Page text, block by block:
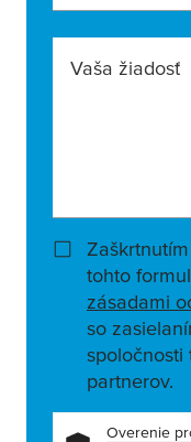
Vaša žiadosť
tohto
zásadami
so
spoločnosti
partnerov.
Overenie